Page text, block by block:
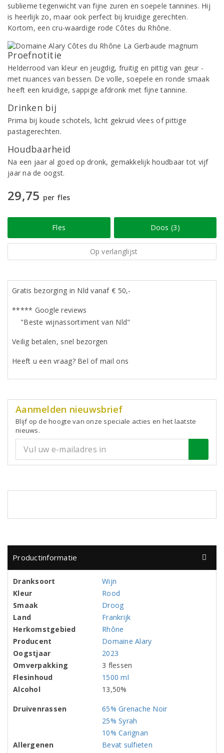
sublieme tegenwicht van fijne zuren en soepele tannines. Hij
is heerlijk zo, maar ook perfect bij kruidige gerechten.
Kortom, een cru-waardige rode Côtes du Rhône.
Proefnotitie
Helderrood van kleur en jeugdig, fruitig en pittig van geur -
met nuances van bessen. De volle, soepele en ronde smaak
heeft een kruidige, sappige afdronk met fijne tannine.
Drinken bij
Prima bij koude schotels, licht gekruid vlees of pittige
pastagerechten.
Houdbaarheid
Na een jaar al goed op dronk, gemakkelijk houdbaar tot vijf
jaar na de oogst.
29,75 per fles
Fles Doos (3)
Op verlanglijst
Gratis bezorging in Nld vanaf € 50,-
***** Google reviews
"Beste wijnassortiment van Nld"
Veilig betalen, snel bezorgen
Heeft u een vraag? Bel of mail ons
Aanmelden nieuwsbrief
Blijf op de hoogte van onze speciale acties en het laatste
nieuws.
Productinformatie
Dranksoort
Wijn
Kleur
Rood
Smaak
Droog
Land
Frankrijk
Herkomstgebied
Rhône
Producent
Domaine Alary
Oogstjaar
2023
Omverpakking
3 flessen
Flesinhoud
1500 ml
Alcohol
13,50%
Druivenrassen
65% Grenache Noir
25% Syrah
10% Carignan
Allergenen
Bevat sulfieten